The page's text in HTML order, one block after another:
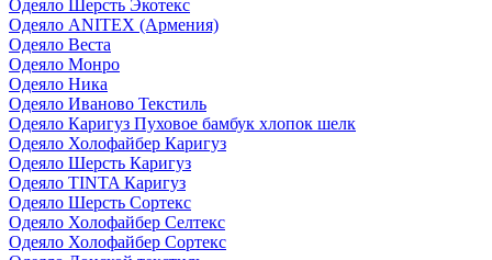
Одеяло Шерсть Экотекс
Одеяло ANITEX (Армения)
Одеяло Веста
Одеяло Монро
Одеяло Ника
Одеяло Иваново Текстиль
Одеяло Каригуз Пуховое бамбук хлопок шелк
Одеяло Холофайбер Каригуз
Одеяло Шерсть Каригуз
Одеяло TINTA Каригуз
Одеяло Шерсть Сортекс
Одеяло Холофайбер Селтекс
Одеяло Холофайбер Сортекс